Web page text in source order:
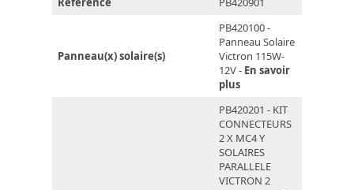
Panneau(x) solaire(s)
PB420100 -
Panneau Solaire
Victron 115W-
12V - En savoir
plus
PB420201 - KIT
CONNECTEURS
2 X MC4 Y
SOLAIRES
PARALLELE
VICTRON 2